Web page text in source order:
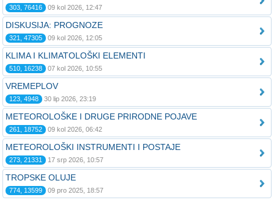
303, 76416 09 kol 2026, 12:47
DISKUSIJA: PROGNOZE
321, 47305 09 kol 2026, 12:05
KLIMA I KLIMATOLOŠKI ELEMENTI
510, 16238 07 kol 2026, 10:55
VREMEPLOV
123, 4948 30 lip 2026, 23:19
METEOROLOŠKE I DRUGE PRIRODNE POJAVE
261, 18752 09 kol 2026, 06:42
METEOROLOŠKI INSTRUMENTI I POSTAJE
273, 21331 17 srp 2026, 10:57
TROPSKE OLUJE
774, 13599 09 pro 2025, 18:57